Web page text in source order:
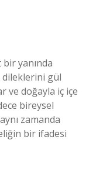
yanında
dileklerini gül
ve doğayla iç içe
bireysel
zamanda
bir ifadesi